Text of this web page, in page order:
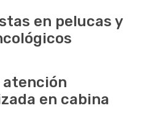
en pelucas y
atención
en cabina